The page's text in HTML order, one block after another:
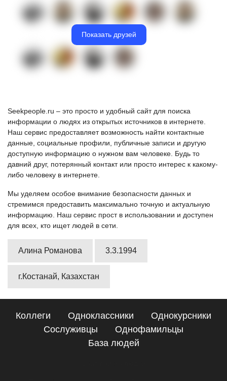
Показать друзей
Seekpeople.ru – это просто и удобный сайт для поиска
информации о людях из открытых источников в интернете.
Наш сервис предоставляет возможность найти контактные
данные, социальные профили, публичные записи и другую
доступную информацию о нужном вам человеке. Будь то
давний друг, потерянный контакт или просто интерес к какому-
либо человеку в интернете.
Мы уделяем особое внимание безопасности данных и
стремимся предоставить максимально точную и актуальную
информацию. Наш сервис прост в использовании и доступен
для всех, кто ищет людей в сети.
Алина Романова 3.3.1994
г.Костанай, Казахстан
Коллеги Одноклассники
Однокурсники
Сослуживцы
Однофамильцы
База людей